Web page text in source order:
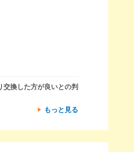
換した方が良いとの判
もっと見る